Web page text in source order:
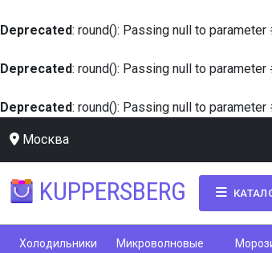
Deprecated: round(): Passing null to
Deprecated: round(): Passing null to
Deprecated: round(): Passing null to
Москва
KUPPERSBERG
Холодильники
Микроволновые